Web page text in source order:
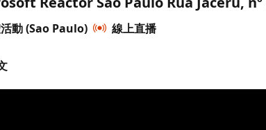
動 (Sao Paulo)
線上直播